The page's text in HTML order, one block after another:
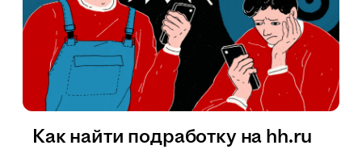
Как найти подработку на hh.ru